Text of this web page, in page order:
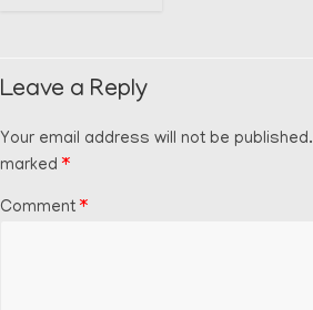
Leave a Reply
Your email address will not be published.
marked *
Comment *